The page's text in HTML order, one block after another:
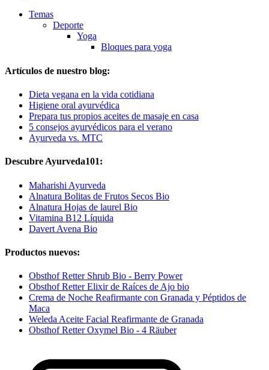
Temas
Deporte
Yoga
Bloques para yoga
Artículos de nuestro blog:
Dieta vegana en la vida cotidiana
Higiene oral ayurvédica
Prepara tus propios aceites de masaje en casa
5 consejos ayurvédicos para el verano
Ayurveda vs. MTC
Descubre Ayurveda101:
Maharishi Ayurveda
Alnatura Bolitas de Frutos Secos Bio
Alnatura Hojas de laurel Bio
Vitamina B12 Líquida
Davert Avena Bio
Productos nuevos:
Obsthof Retter Shrub Bio - Berry Power
Obsthof Retter Elixir de Raíces de Ajo bio
Crema de Noche Reafirmante con Granada y Péptidos de
Maca
Weleda Aceite Facial Reafirmante de Granada
Obsthof Retter Oxymel Bio - 4 Räuber